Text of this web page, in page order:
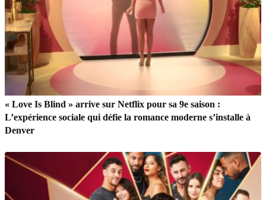
« Love Is Blind » arrive sur Netflix pour sa 9e saison :
L’expérience sociale qui défie la romance moderne s’installe à
Denver